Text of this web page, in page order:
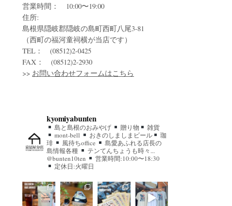
営業時間： 10:00〜19:00
住所:
島根県隠岐郡隠岐の島町西町八尾3-81
（西町の福河童祠横が当店です）
TEL： (08512)2-0425
FAX： (08512)2-2930
>> お問い合わせフォームはこちら
kyomiyabunten
島と島根のおみやげ 贈り物
雑貨
mont-bell
おきのしましまビール
珈
琲
風待ちoffice
島愛あふれる店長の
島情報各種
テンてんちょうも時々...
@bunten10ten
営業時間:10:00〜18:30
定休日:火曜日